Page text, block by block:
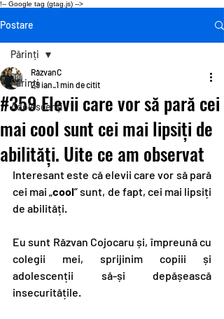
!-- Google tag (gtag.js) -->
Postare
Părinți
Adolescenți
Părinți
#359 Elevii care vor să pară cei
mai cool sunt cei mai lipsiți de
abilități. Uite ce am observat
RăzvanC
29 ian.1 min de citit
Interesant este că elevii care vor să pară
cei mai „cool” sunt, de fapt, cei mai lipsiți
de abilități.
Eu sunt Răzvan Cojocaru și, împreună cu
colegii mei, sprijinim copiii și
adolescenții să-și depășească
insecuritățile.